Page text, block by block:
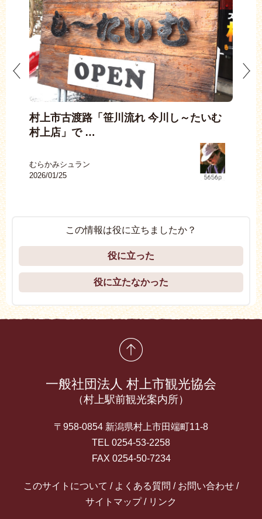
村上市古渡路「笹川流れ 今川し～たいむ
村上店」で …
むらかみシュラン
2026/01/25
村
この情報は役に立ちましたか？
役に立った
役に立たなかった
一般社団法人 村上市観光協会
（村上駅前観光案内所）
〒958-0854 新潟県村上市田端町11-8
TEL 0254-53-2258
FAX 0254-50-7234
このサイトについて よくある質問
お問い合わせ
サイトマップ
リンク